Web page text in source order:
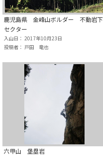
鹿児島県 金峰山ボルダー 不動岩下
セクター
入山日： 2017年10月23日
投稿者： 戸田 竜也
六甲山 堡塁岩